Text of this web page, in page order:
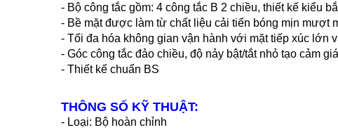
- Bộ công tắc gồm: 4 công tắc B 2 chiều, thiết kế kiểu
- Bề mặt được làm từ chất liệu cải tiến bóng mịn mượt
- Tối đa hóa không gian vận hành với mặt tiếp xúc lớn
- Góc công tắc đảo chiều, độ nảy bật/tắt nhỏ tạo cảm
- Thiết kế chuẩn BS
THÔNG SỐ KỸ THUẬT:
- Loại: Bộ hoàn chỉnh